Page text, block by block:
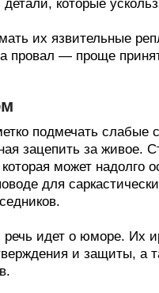
которые
их язвительные
провал — проще
подмечать слабые
зацепить за живое.
может надолго
для
идет о юморе. Их
и защиты, а